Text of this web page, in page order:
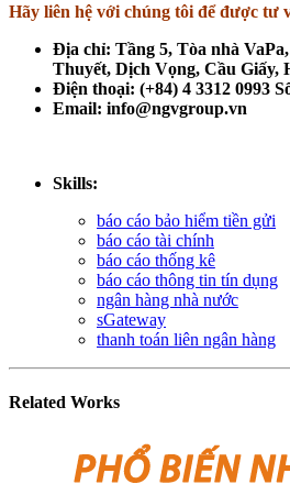
Hãy liên hệ với chúng tôi để được tư
Địa chỉ: Tầng 5, Tòa nhà
Thuyết, Dịch Vọng, Cầu Giấy,
Điện thoại: (+84) 4 3312 0993
Email: info@ngvgroup.vn
Skills:
báo cáo bảo hiểm tiền gửi
báo cáo tài chính
báo cáo thống kê
báo cáo thông tin tín dụng
ngân hàng nhà nước
sGateway
thanh toán liên ngân hàng
Related Works